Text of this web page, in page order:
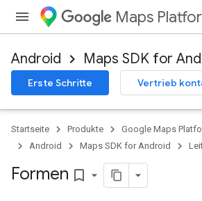
Maps
Android Maps SDK for
Erste Schritte Vertrieb
Startseite Produkte Google Maps
Android
Maps SDK for Android
Formen bookmark_border